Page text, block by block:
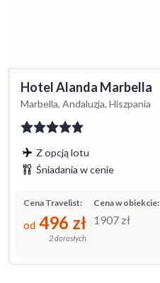
Hotel Alanda Marbella
Marbella, Andaluzja, Hiszpania
Z opcją lotu
Śniadania w cenie
Cena w obiekcie:
1907 zł
Cena Travelist:
od 496 zł
2 dorosłych